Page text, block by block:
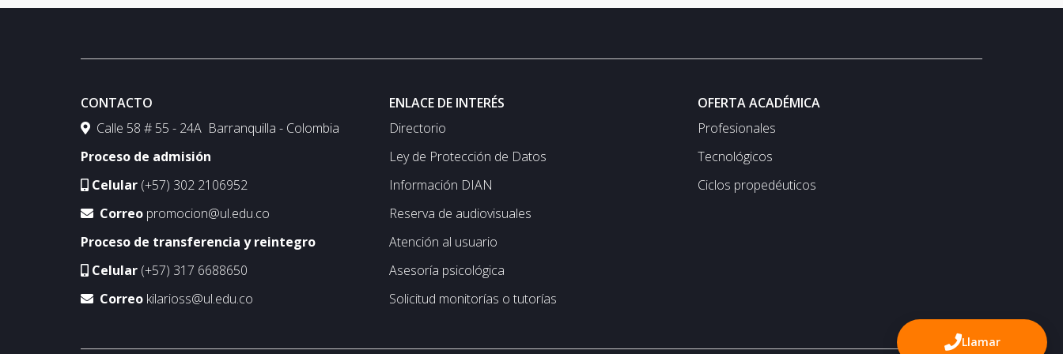
CONTACTO
Calle 58 # 55 - 24A Barranquilla - Colombia
Proceso de admisión
Celular (+57) 302 2106952
Correo promocion@ul.edu.co
Proceso de transferencia y reintegro
Celular (+57) 317 6688650
Correo kilarioss@ul.edu.co
ENLACE DE INTERÉS
Directorio
Ley de Protección de Datos
Información DIAN
Reserva de audiovisuales
Atención al usuario
Asesoría psicológica
Solicitud monitorías o tutorías
OFERTA ACADÉMICA
Profesionales
Tecnológicos
Ciclos propedéuticos
Llamar